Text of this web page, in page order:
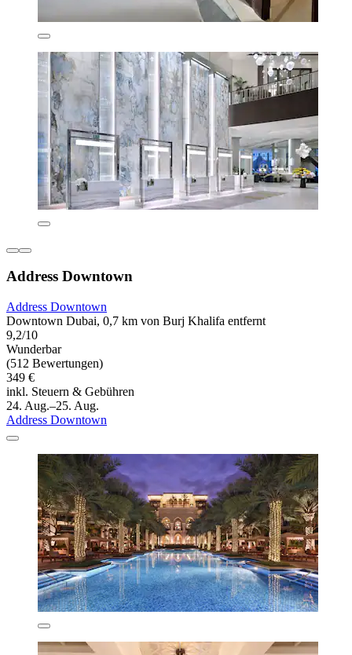
Address Downtown
Address Downtown
Downtown Dubai, 0,7 km von Burj Khalifa entfernt
9,2/10
Wunderbar
(512 Bewertungen)
349 €
inkl. Steuern & Gebühren
24. Aug.–25. Aug.
Address Downtown